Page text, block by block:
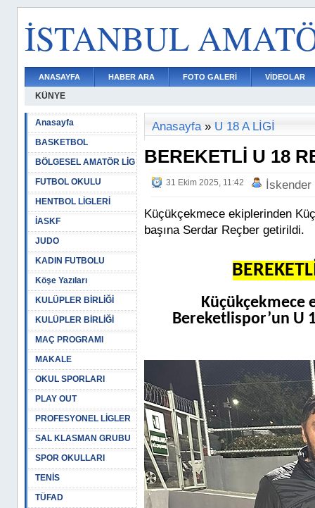
İSTANBUL
ANASAYFA HABER ARA FOTO GALERİ VİDEOLAR
KÜNYE
Anasayfa
BASKETBOL
BÖLGESEL AMATÖR LİG
FUTBOL OKULU
HENTBOL LİGLERİ
İASKF
JUDO
KADIN FUTBOLU
Köşe Yazıları
KULÜPLER BİRLİĞİ
KULÜPLER BİRLİĞİ
MAÇ PROGRAMI
MAKALE
OKUL SPORLARI
PLAY OUT
PROFESYONEL LİGLER
SAL KLASMAN GRUBU
SPOR OKULLARI
TENİS
TÜFAD
Anasayfa» U 18 A LİGİ
BEREKETLİ U 18
31 Ekim 2025, 11:42 İskender
Küçükçekmece ekiplerinden
başına Serdar Reçber getirildi.
Küçükçekmece
Bereketlispor’un U